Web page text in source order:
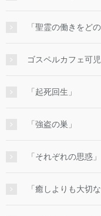
「聖霊の働きをど
ゴスペルカフェ可
「起死回生」
「強盗の巣」
「それぞれの思惑」
「癒しよりも大切な